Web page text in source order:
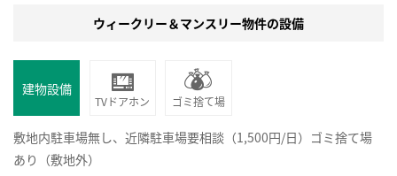
ウィークリー＆マンスリー物件の設備
建物設備
TVドアホン ゴミ捨て場
敷地内駐車場無し、近隣駐車場要相談（1,500円/日）ゴミ捨て場
あり（敷地外）